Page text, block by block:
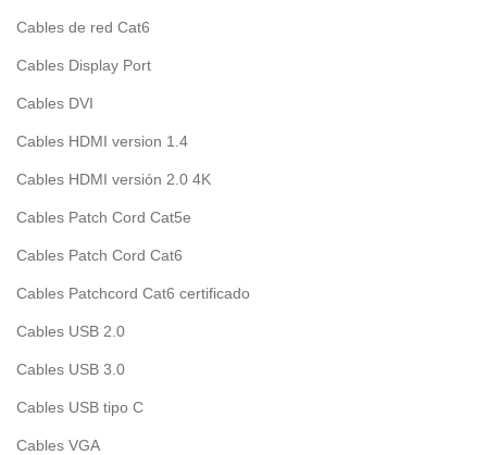
Cables de red Cat6
Cables Display Port
Cables DVI
Cables HDMI version 1.4
Cables HDMI versión 2.0 4K
Cables Patch Cord Cat5e
Cables Patch Cord Cat6
Cables Patchcord Cat6 certificado
Cables USB 2.0
Cables USB 3.0
Cables USB tipo C
Cables VGA